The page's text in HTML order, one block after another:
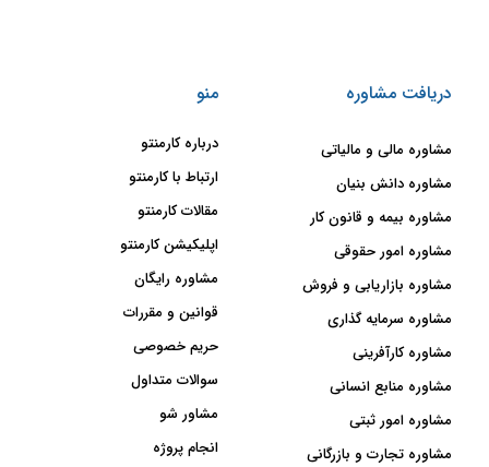
دریافت مشاوره
مشاوره مالی و مالیاتی
مشاوره دانش بنیان
مشاوره بیمه و قانون کار
مشاوره امور حقوقی
مشاوره بازاریابی و فروش
مشاوره سرمایه گذاری
مشاوره کارآفرینی
مشاوره منابع انسانی
مشاوره امور ثبتی
مشاوره تجارت و بازرگانی
منو
درباره کارمنتو
ارتباط با کارمنتو
مقالات کارمنتو
اپلیکیشن کارمنتو
مشاوره رایگان
قوانین و مقررات
حریم خصوصی
سوالات متداول
مشاور شو
انجام پروژه